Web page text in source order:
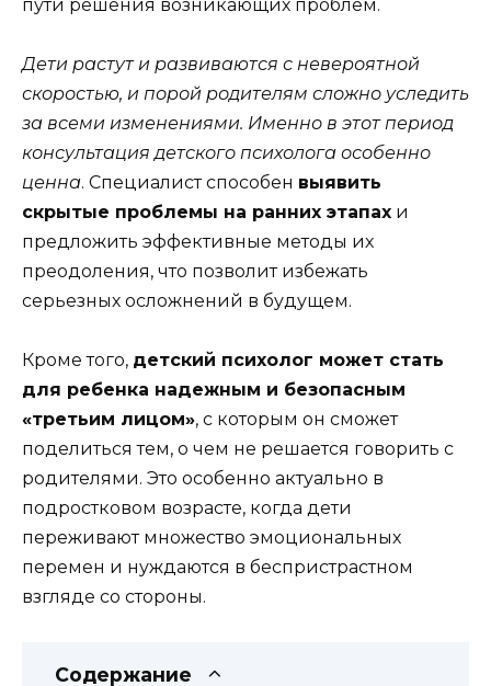
пути решения возникающих проблем.
Дети растут и развиваются с невероятной
скоростью, и порой родителям сложно уследить
за всеми изменениями. Именно в этот период
консультация детского психолога особенно
ценна. Специалист способен выявить
скрытые проблемы на ранних этапах и
предложить эффективные методы их
преодоления, что позволит избежать
серьезных осложнений в будущем.
Кроме того, детский психолог может стать
для ребенка надежным и безопасным
«третьим лицом», с которым он сможет
поделиться тем, о чем не решается говорить с
родителями. Это особенно актуально в
подростковом возрасте, когда дети
переживают множество эмоциональных
перемен и нуждаются в беспристрастном
взгляде со стороны.
Содержание